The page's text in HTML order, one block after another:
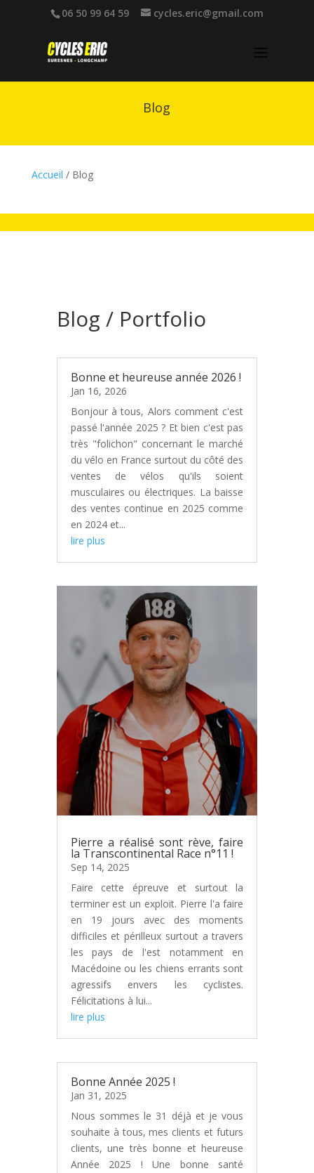
06 50 99 64 59 cycles.eric@gmail.com
Blog
Accueil / Blog
Blog / Portfolio
Bonne et heureuse année 2026 !
Jan 16, 2026
Bonjour à tous, Alors comment c'est
passé l'année 2025 ? Et bien c'est pas
très "folichon" concernant le marché
du vélo en France surtout du côté des
ventes de vélos qu'ils soient
musculaires ou électriques. La baisse
des ventes continue en 2025 comme
en 2024 et...
lire plus
Pierre a réalisé sont rève, faire
la Transcontinental Race n°11 !
Sep 14, 2025
Faire cette épreuve et surtout la
terminer est un exploit. Pierre l'a faire
en 19 jours avec des moments
difficiles et périlleux surtout a travers
les pays de l'est notamment en
Macédoine ou les chiens errants sont
agressifs envers les cyclistes.
Félicitations à lui...
lire plus
Bonne Année 2025 !
Jan 31, 2025
Nous sommes le 31 déjà et je vous
souhaite à tous, mes clients et futurs
clients, une très bonne et heureuse
Année 2025 ! Une bonne santé